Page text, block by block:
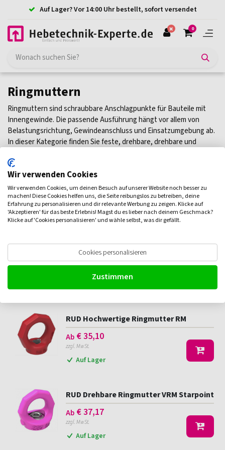
Auf Lager? Vor 14:00 Uhr bestellt, sofort versendet
0
Ringmuttern
Ringmuttern sind schraubbare Anschlagpunkte für Bauteile mit
Innengewinde. Die passende Ausführung hängt vor allem von
Belastungsrichtung, Gewindeanschluss und Einsatzumgebung ab.
In dieser Kategorie finden Sie feste, drehbare, drehbare und
Anwendungen. Unten sehen Sie die passenden Ringmuttern im
Überblick.
Filtern
Ringmuttern fest Ringmuttern Drehbar
Deltalock Ringmutter, Güteklasse 8
Ab €3,66
RUD Hochwertige Ringmutter RM
Ab €35,10
zzgl. MwSt.
Auf Lager
RUD Drehbare Ringmutter VRM Starpoint
Ab €37,17
zzgl. MwSt.
Auf Lager
Wir verwenden Cookies
Wir verwenden Cookies, um deinen Besuch auf unserer Website noch besser zu
machen! Diese Cookies helfen uns, die Seite reibungslos zu betreiben, deine
Erfahrung zu personalisieren und dir relevante Werbung zu zeigen. Klicke auf
'Akzeptieren' für das beste Erlebnis! Magst du es lieber nach deinem Geschmack?
Klicke auf 'Cookies personalisieren' und wähle selbst, was dir gefällt.
Cookies personalisieren
Zustimmen